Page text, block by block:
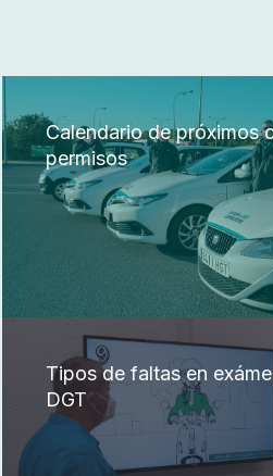
Calendario de próximos
permisos
Tipos de faltas en
DGT